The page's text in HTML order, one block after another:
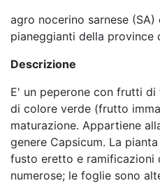
agro nocerino sarnese
pianeggianti della province
Descrizione
E' un peperone con frutti
di colore verde (frutto
maturazione. Appartiene
genere Capsicum. La
fusto eretto e ramificazioni
numerose; le foglie sono